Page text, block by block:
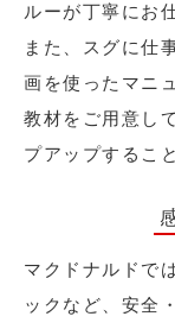
ルーが丁寧にお
また、スグに仕
画を使ったマニ
教材をご用意し
プアップするこ
マクドナルドで
ックなど、安全